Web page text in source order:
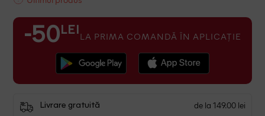
-50 LEI LA PRIMA COMANDĂ ÎN APLICAȚIE
Livrare gratuită de la 149.00 lei